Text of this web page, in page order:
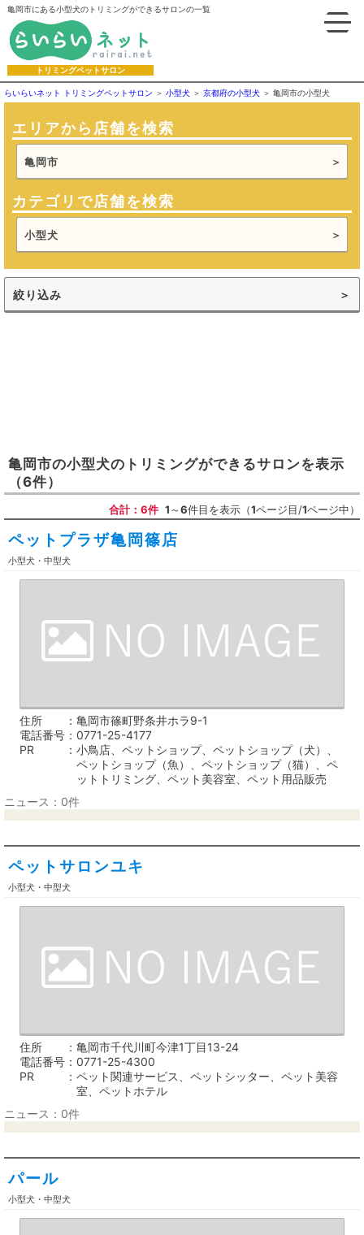
亀岡市にある小型犬のトリミングができるサロンの一覧
トリミングペットサロン
らいらいネット トリミングペットサロン 小型犬 京都府の小型犬 亀岡市の小型犬
エリアから店舗を検索
亀岡市
カテゴリで店舗を検索
小型犬
絞り込み
亀岡市の小型犬のトリミングができるサロンを表示
（6件）
合計：6件 1～6件目を表示（1ページ目/1ページ中）
ペットプラザ亀岡篠店
小型犬・中型犬
住所
亀岡市篠町野条井ホラ9-1
電話番号
0771-25-4177
PR
小鳥店、ペットショップ、ペットショップ（犬）、
ペットショップ（魚）、ペットショップ（猫）、ペ
ットトリミング、ペット美容室、ペット用品販売
ニュース：0件
ペットサロンユキ
小型犬・中型犬
住所
亀岡市千代川町今津1丁目13-24
電話番号
0771-25-4300
PR
ペット関連サービス、ペットシッター、ペット美容
室、ペットホテル
ニュース：0件
パール
小型犬・中型犬